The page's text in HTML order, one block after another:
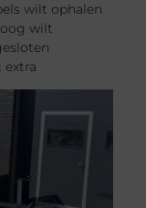
wilt ophalen
wilt
extra